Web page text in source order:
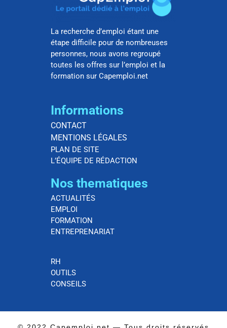
La recherche d’emploi étant une
étape difficile pour de nombreuses
personnes, nous avons regroupé
toutes les offres sur l’emploi et la
formation sur Capemploi.net
Informations
CONTACT
MENTIONS LÉGALES
PLAN DE SITE
L’ÉQUIPE DE RÉDACTION
Nos thematiques
ACTUALITÉS
EMPLOI
FORMATION
ENTREPRENARIAT
RH
OUTILS
CONSEILS